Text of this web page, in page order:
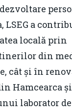
LSEG a
locală prin
din
cât și în
Hamcearca și
laborator